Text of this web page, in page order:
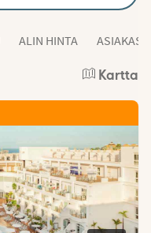
ALIN HINTA
Kartta